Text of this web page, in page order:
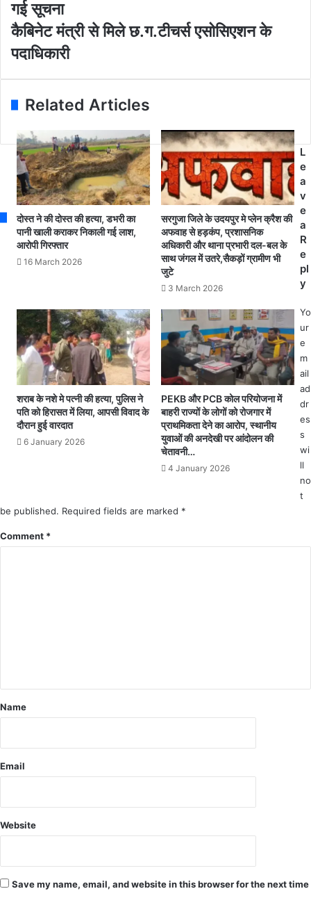
E
m
a
i
पु
ज
न
द
स
ग्रा
हो
क
गि
रा
डॉ
क्ट
रों
कि
षि
पु
गई सूचना
कै
ने
त्री
ले
टी
च
र्स
के
दा
का
री
कैबिनेट मंत्री से मिले छ.ग.टीचर्स एसोसिएशन के
पदाधिकारी
Related Articles
दोस्त ने की दोस्त की हत्या, डभरी का
पानी खाली कराकर निकाली गई लाश,
आरोपी गिरफ्तार
16 March 2026
सरगुजा जिले के उदयपुर मे प्लेन क्रैश की
अफवाह से हड़कंप, प्रशासनिक
अधिकारी और थाना प्रभारी दल-बल के
साथ जंगल में उतरे,सैकड़ों ग्रामीण भी
जुटे
3 March 2026
शराब के नशे मे पत्नी की हत्या, पुलिस ने
पति को हिरासत में लिया, आपसी विवाद के
दौरान हुई वारदात
6 January 2026
PEKB और PCB कोल परियोजना में
बाहरी राज्यों के लोगों को रोजगार में
प्राथमिकता देने का आरोप, स्थानीय
युवाओं की अनदेखी पर आंदोलन की
चेतावनी…
4 January 2026
L
e
a
v
e
a
R
e
pl
y
Yo
ur
e
m
ail
ad
dr
es
s
wi
ll
no
t
be published. Required fields are marked *
Comment *
Name
Email
Website
Save my name, email, and website in this browser for the next time